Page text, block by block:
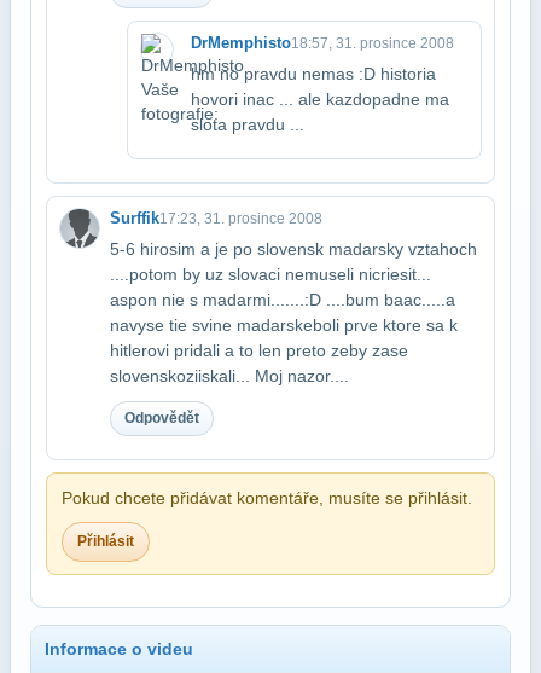
DrMemphisto18:57, 31. prosince 2008
hm no pravdu nemas :D historia
hovori inac ... ale kazdopadne ma
slota pravdu ...
Surffik17:23, 31. prosince 2008
5-6 hirosim a je po slovensk madarsky vztahoch
....potom by uz slovaci nemuseli nic​riesit...
aspon nie s madarmi.......:D ....bum baac.....a
navyse tie svine madarske​boli prve ktore sa k
hitlerovi pridali a to len preto zeby zase
slovensko​ziiskali... Moj nazor....
Odpovědět
Pokud chcete přidávat komentáře, musíte se přihlásit.
Přihlásit
Informace o videu